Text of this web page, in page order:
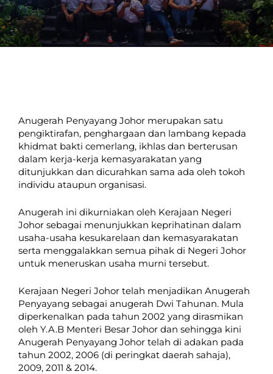
Anugerah Penyayang Johor merupakan satu
pengiktirafan, penghargaan dan lambang kepada
khidmat bakti cemerlang, ikhlas dan berterusan
dalam kerja-kerja kemasyarakatan yang
ditunjukkan dan dicurahkan sama ada oleh tokoh
individu ataupun organisasi.
Anugerah ini dikurniakan oleh Kerajaan Negeri
Johor sebagai menunjukkan keprihatinan dalam
usaha-usaha kesukarelaan dan kemasyarakatan
serta menggalakkan semua pihak di Negeri Johor
untuk meneruskan usaha murni tersebut.
Kerajaan Negeri Johor telah menjadikan Anugerah
Penyayang sebagai anugerah Dwi Tahunan. Mula
diperkenalkan pada tahun 2002 yang dirasmikan
oleh Y.A.B Menteri Besar Johor dan sehingga kini
Anugerah Penyayang Johor telah di adakan pada
tahun 2002, 2006 (di peringkat daerah sahaja),
2009, 2011 & 2014.